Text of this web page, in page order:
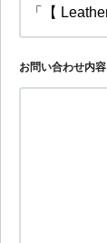
お問い合わせ内容